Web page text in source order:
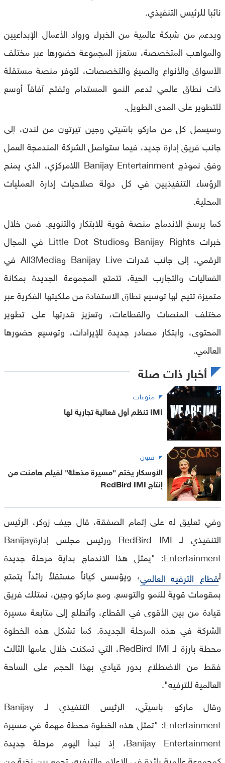
نائبا للرئيس التنفيذي.
وبدعم من شبكة عالمية من الخبراء ورواد الأعمال الإبداعيين
والمواهب المتخصصة، ستعزز المجموعة حضورها عبر مختلف
الأسواق والأنواع والصيغ والتخصصات، لتوفر منصة مستقلة
ذات نطاق عالمي تدعم النمو المستدام وتفتح آفاقاً أوسع
للتطوير على المدى الطويل.
وسيعمل كل من ماركو باسّيتي وجين تيرتون من لندن، إلى
جانب فريق إدارة جديد، فيما ستواصل الشركة المندمجة العمل
وفق نموذج Banijay Entertainment اللامركزي، الذي يمنح
الرؤساء التنفيذيين في كل دولة صلاحيات إدارة العمليات
المحلية.
كما يرسخ الاندماج منصة قوية للابتكار والتنويع. فمن خلال
خبرات Banijay Rights وLittle Dot Studios في المجال
الرقمي، إلى جانب قدرات Banijay Live وAll3Media في
الفعاليات والتجارب الحية، تتمتع المجموعة الجديدة بمكانة
متميزة تتيح لها توسيع نطاق الاستفادة من ملكيتها الفكرية عبر
مختلف المنصات والقطاعات، وتعزيز قدرتها على تطوير
المحتوى، وابتكار مصادر جديدة للإيرادات، وتوسيع حضورها
العالمي.
أخبار ذات صلة
منوعات
IMI تنظم أول فعالية تجارية لها
فنون
الأوسكار يختم "مسيرة مذهلة" لفيلم هامنت من
إنتاج RedBird IMI
وفي تعليق له على إتمام الصفقة، قال جيف زوكر، الرئيس
التنفيذي لـ RedBird IMI ورئيس مجلس إدارةBanijay
Entertainment: "يمثل هذا الاندماج بداية مرحلة جديدة
لقطاع الترفيه العالمي، ويؤسس كياناً مستقلاً رائداً يتمتع
بمقومات قوية للنمو والتوسع. ومع ماركو وجين، نمتلك فريق
قيادة من بين الأقوى في القطاع، وأتطلع إلى متابعة مسيرة
الشركة في هذه المرحلة الجديدة. كما تشكل هذه الخطوة
محطة بارزة لـ RedBird IMI، التي تمكنت خلال عامها الثالث
فقط من الاضطلاع بدور قيادي بهذا الحجم على الساحة
العالمية للترفيه".
وقال ماركو باسيتّي، الرئيس التنفيذي لـ Banijay
Entertainment: "تمثل هذه الخطوة محطة مهمة في مسيرة
Banijay Entertainment، إذ نبدأ اليوم مرحلة جديدة
كمجموعة عالمية رائدة في الإعلام والترفيه، تجمع بين نخبة من